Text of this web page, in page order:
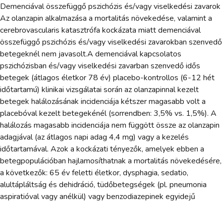
Demenciával összefüggő pszichózis és/vagy viselkedési zavarok
Az olanzapin alkalmazása a mortalitás növekedése, valamint a
cerebrovascularis katasztrófa kockázata miatt demenciával
összefüggő pszichózis és/vagy viselkedési zavarokban szenvedő
betegeknél nem javasolt.A demenciával kapcsolatos
pszichózisban és/vagy viselkedési zavarban szenvedő idős
betegek (átlagos életkor 78 év) placebo-kontrollos (6-12 hét
időtartamú) klinikai vizsgálatai során az olanzapinnal kezelt
betegek halálozásának incidenciája kétszer magasabb volt a
placebóval kezelt betegekénél (sorrendben: 3,5% vs. 1,5%). A
halálozás magasabb incidenciája nem függött össze az olanzapin
adagjával (az átlagos napi adag 4,4 mg) vagy a kezelés
időtartamával. Azok a kockázati tényezők, amelyek ebben a
betegpopulációban hajlamosíthatnak a mortalitás növekedésére,
a következők: 65 év feletti életkor, dysphagia, sedatio,
alultápláltság és dehidráció, tüdőbetegségek (pl. pneumonia
aspiratióval vagy anélkül) vagy benzodiazepinek egyidejű